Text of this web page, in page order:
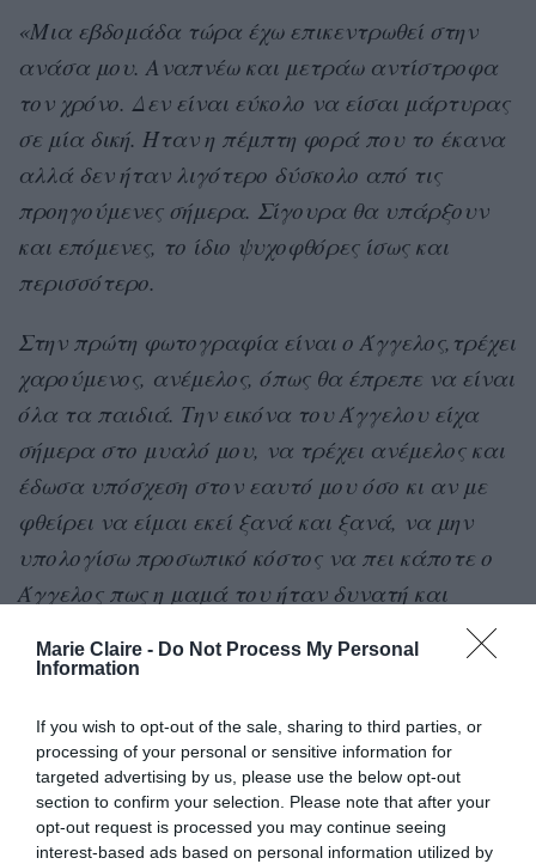
Marie Claire - Do Not Process My Personal
Information
If you wish to opt-out of the sale, sharing to third parties, or
processing of your personal or sensitive information for
targeted advertising by us, please use the below opt-out
section to confirm your selection. Please note that after your
opt-out request is processed you may continue seeing
interest-based ads based on personal information utilized by
«Μια εβδομάδα τώρα έχω επικεντρωθεί στην
ανάσα μου. Αναπνέω και μετράω αντίστροφα
τον χρόνο. Δεν είναι εύκολο να είσαι μάρτυρας
σε μία δική. Ήταν η πέμπτη φορά που το έκανα
αλλά δεν ήταν λιγότερο δύσκολο από τις
προηγούμενες σήμερα. Σίγουρα θα υπάρξουν
και επόμενες, το ίδιο ψυχοφθόρες ίσως και
περισσότερο.
Στην πρώτη φωτογραφία είναι ο Άγγελος,τρέχει
χαρούμενος, ανέμελος, όπως θα έπρεπε να είναι
όλα τα παιδιά. Την εικόνα του Άγγελου είχα
σήμερα στο μυαλό μου, να τρέχει ανέμελος και
έδωσα υπόσχεση στον εαυτό μου όσο κι αν με
φθείρει να είμαι εκεί ξανά και ξανά, να μην
υπολογίσω προσωπικό κόστος να πει κάποτε ο
Άγγελος πως η μαμά του ήταν δυνατή και
δίκαιος αυτός ο κόσμος.
Έλλη και Μαριζάννα,
Σας ευχαριστώ πολύ που είστε μαζί μου ς’
αυτόν τον αγώνα»,έγραψε δίπλα από ένα
καρουζέλ φωτογραφιών στο οποίο βλέπουμε τον